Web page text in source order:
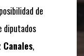
de
diputados
Canales,